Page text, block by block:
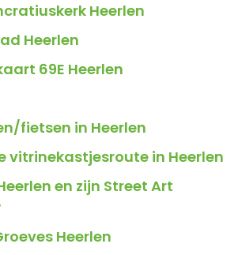
Heerlen
Heerlen
69E Heerlen
fietsen in Heerlen
vitrinekastjesroute in Heerlen
en zijn Street Art
Heerlen